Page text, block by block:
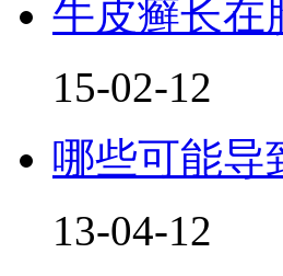
牛皮癣长在
15-02-12
哪些可能导
13-04-12